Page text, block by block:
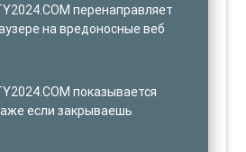
перенаправляет
на вредоносные веб
показывается
если закрываешь